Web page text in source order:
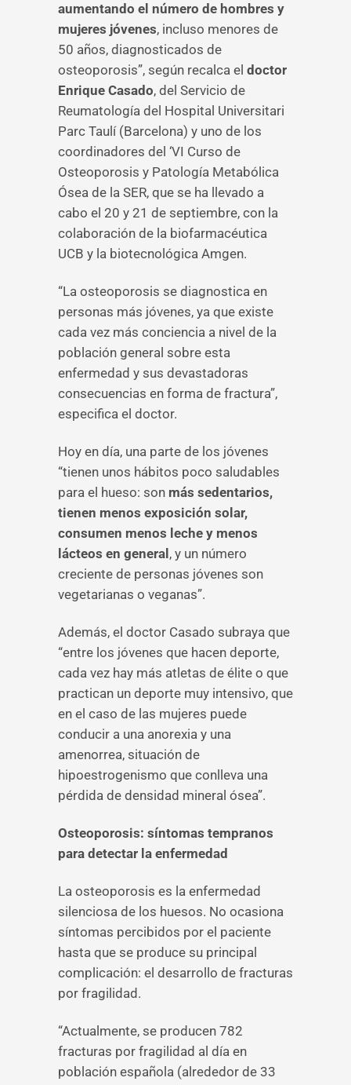
aumentando el número de hombres y
mujeres jóvenes, incluso menores de
50 años, diagnosticados de
osteoporosis”, según recalca el doctor
Enrique Casado, del Servicio de
Reumatología del Hospital Universitari
Parc Taulí (Barcelona) y uno de los
coordinadores del ‘VI Curso de
Osteoporosis y Patología Metabólica
Ósea de la SER, que se ha llevado a
cabo el 20 y 21 de septiembre, con la
colaboración de la biofarmacéutica
UCB y la biotecnológica Amgen.
“La osteoporosis se diagnostica en
personas más jóvenes, ya que existe
cada vez más conciencia a nivel de la
población general sobre esta
enfermedad y sus devastadoras
consecuencias en forma de fractura”,
especifica el doctor.
Hoy en día, una parte de los jóvenes
“tienen unos hábitos poco saludables
para el hueso: son más sedentarios,
tienen menos exposición solar,
consumen menos leche y menos
lácteos en general , y un número
creciente de personas jóvenes son
vegetarianas o veganas”.
Además, el doctor Casado subraya que
“entre los jóvenes que hacen deporte,
cada vez hay más atletas de élite o que
practican un deporte muy intensivo, que
en el caso de las mujeres puede
conducir a una anorexia y una
amenorrea, situación de
hipoestrogenismo que conlleva una
pérdida de densidad mineral ósea”.
Osteoporosis: síntomas tempranos
para detectar la enfermedad
La osteoporosis es la enfermedad
silenciosa de los huesos. No ocasiona
síntomas percibidos por el paciente
hasta que se produce su principal
complicación: el desarrollo de fracturas
por fragilidad.
“Actualmente, se producen 782
fracturas por fragilidad al día en
población española (alrededor de 33